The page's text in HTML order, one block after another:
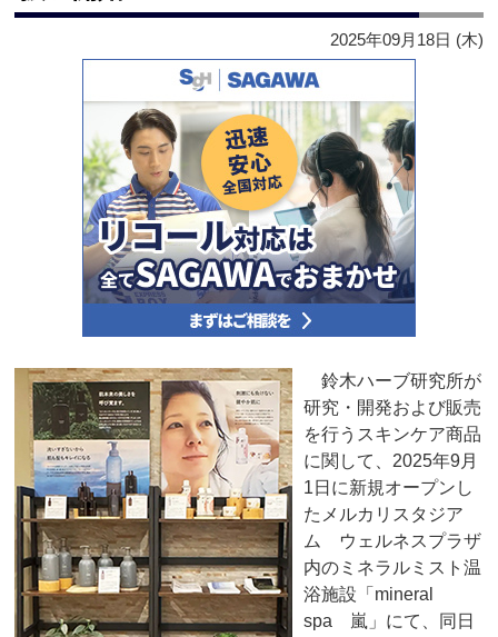
2025年09月18日 (木)
鈴木ハーブ研究所が
研究・開発および販売
を行うスキンケア商品
に関して、2025年9月
1日に新規オープンし
たメルカリスタジア
ム ウェルネスプラザ
内のミネラルミスト温
浴施設「mineral
spa 嵐」にて、同日